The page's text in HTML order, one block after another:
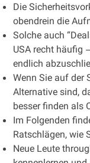
Die
obendrein die
Solche auch
USA recht häufig
endlich
Wenn Sie auf der
Alternative sind,
besser finden als
Im Folgenden
Ratschlägen, wie
Neue Leute